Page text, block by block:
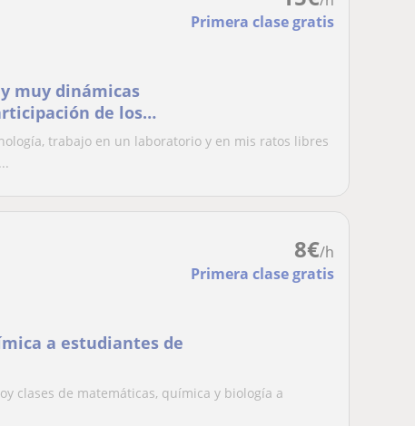
Primera clase gratis
muy dinámicas
de los
trabajo en un laboratorio y en mis ratos libres
8€/h
Primera clase gratis
a estudiantes de
clases de matemáticas, química y biología a